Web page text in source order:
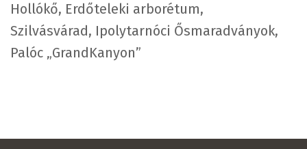
Hollókő, Erdőteleki arborétum,
Szilvásvárad, Ipolytarnóci Ősmaradványok,
Palóc „GrandKanyon”